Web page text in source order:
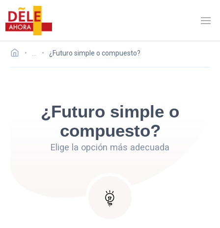
¿Futuro simple o compuesto?
¿Futuro simple o
compuesto?
Elige la opción más adecuada